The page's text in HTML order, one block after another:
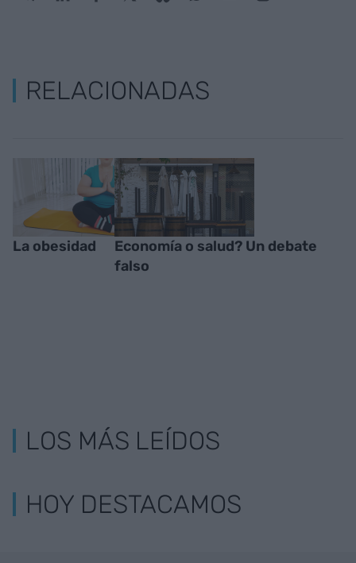
RELACIONADAS
La obesidad
Economía o salud? Un debate
falso
LOS MÁS LEÍDOS
HOY DESTACAMOS